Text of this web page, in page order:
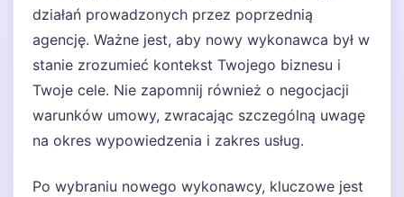
działań prowadzonych przez poprzednią
agencję. Ważne jest, aby nowy wykonawca był w
stanie zrozumieć kontekst Twojego biznesu i
Twoje cele. Nie zapomnij również o negocjacji
warunków umowy, zwracając szczególną uwagę
na okres wypowiedzenia i zakres usług.
Po wybraniu nowego wykonawcy, kluczowe jest